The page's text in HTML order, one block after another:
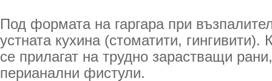
Под формата на гаргара при
устната кухина (стоматити, гингивити).
се прилагат на трудно зарастващи
перианални фистули.